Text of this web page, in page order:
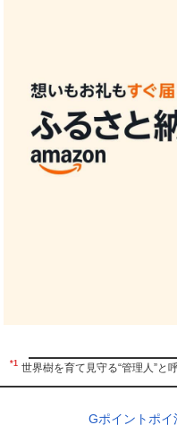
*1 世界樹を育て見守る“管理人”と
Gポイントポイ